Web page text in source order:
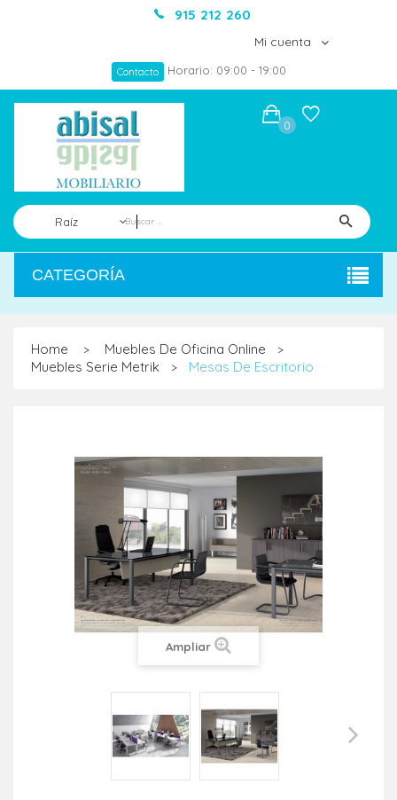
915 212 260
Mi cuenta
Contacto Horario: 09:00 - 19:00
Raíz
0
CATEGORÍA
Home > Muebles De Oficina Online >
Muebles Serie Metrik > Mesas De Escritorio
Ampliar